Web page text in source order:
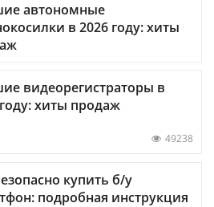
автономные
в 2026 году: хиты
видеорегистраторы в
хиты продаж
49238
купить б/у
подробная инструкция